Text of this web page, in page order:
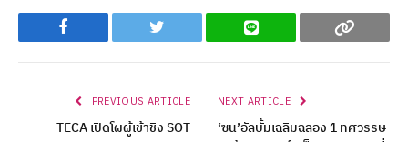
Facebook Twitter Line Copy
PREVIOUS ARTICLE
TECA เปิดโผผู้เข้าชิง SOT
NEXT ARTICLE
‘ซน’อัลบั้มเฉลิมฉลอง 1 ทศวรรษ